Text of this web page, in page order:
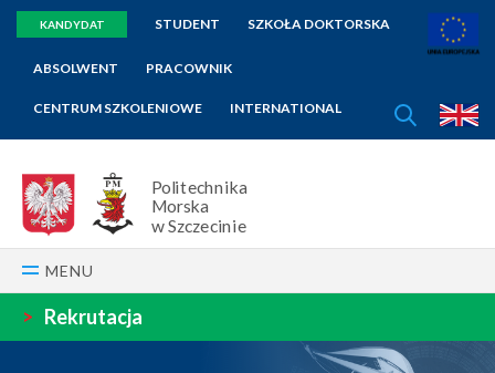
KANDYDAT STUDENT SZKOŁA DOKTORSKA
ABSOLWENT PRACOWNIK
CENTRUM SZKOLENIOWE INTERNATIONAL
Politechnika
Morska
w Szczecinie
SZUKAJ
MENU
> Rekrutacja